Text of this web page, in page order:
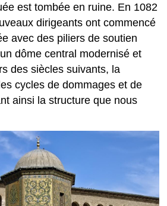
est tombée en ruine. En 1082
dirigeants ont commencé
avec des piliers de soutien
dôme central modernisé et
des siècles suivants, la
cycles de dommages et de
ainsi la structure que nous